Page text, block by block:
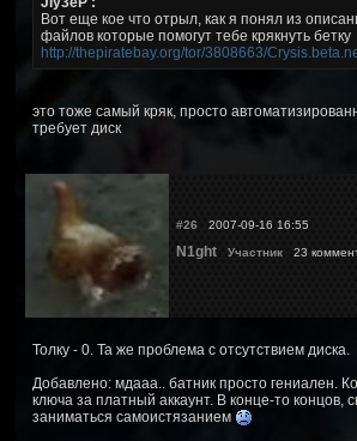
Вот еще кое что отрыл, как я понял из
файлов которые помогут тебе крякнуть бетку
http://thepiratebay.org/tor/3808663/
это тоже самый кряк, просто
требует диск
#26 2007-09-16 16:55
N1ght Участник 23
Толку - 0. Та же проблема с отсутствием диска.
Добавлено: мдааа.. батник просто гениален.
ключа за платный аккаунт. В конце-то концов,
заниматься самоистязанием